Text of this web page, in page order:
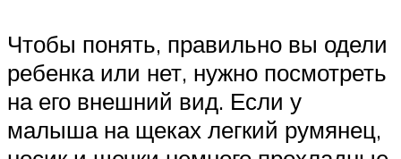
Чтобы понять, правильно вы одели
ребенка или нет, нужно посмотреть
на его внешний вид. Если у
малыша на щеках легкий румянец,